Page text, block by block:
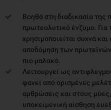
Βοηθά στη διαδικασία
πρωτεολυτικό ένζυμο. Για
χρησιμοποιείται συχνά
αποδόμηση των πρωτεϊνών
πιο μαλακό.
Λειτουργεί ως
φανεί από ορισμένες
αρθρώσεις και στους
υποκειμενική αίσθηση